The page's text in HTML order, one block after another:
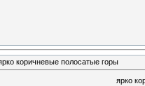
коричневые полосатые горы
ярко